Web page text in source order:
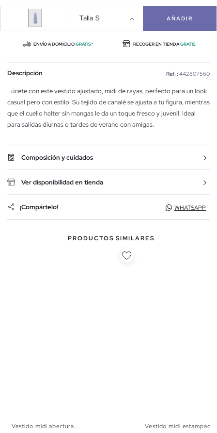
Talla S AÑADIR
ENVÍO A DOMICILIOGRATIS* RECOGER EN TIENDAGRATIS
Descripción Ref. : 442807560
Lúcete con este vestido ajustado, midi de rayas, perfecto para un look
casual pero con estilo. Su tejido de canalé se ajusta a tu figura, mientras
que el cuello halter sin mangas le da un toque fresco y juvenil. Ideal
para salidas diurnas o tardes de verano con amigas.
Composición y cuidados
Ver disponibilidad en tienda
¡Compártelo! WHATSAPP
PRODUCTOS SIMILARES
Vestido midi abertura... Vestido midi estampado